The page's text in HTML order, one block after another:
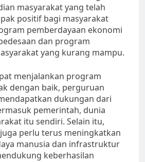
masyarakat yang telah
positif bagi masyarakat
pemberdayaan ekonomi
dan program
yang kurang mampu.
menjalankan program
dengan baik, perguruan
dukungan dari
pemerintah, dunia
itu sendiri. Selain itu,
perlu terus meningkatkan
manusia dan infrastruktur
keberhasilan